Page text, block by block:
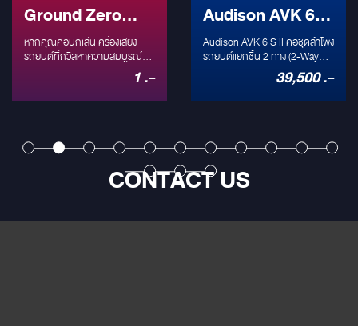
Ground Zero
Plutonium 3-
Ways Series:
ที่สุดแห่งลำโพง 3
End การันตีด้วย
รางวัล EISA
Award ปีล่าสุด
หากคุณคือนักเล่นเครื่องเสียง
รถยนต์ที่ถวิลหาความสมบูรณ์
แบบของเสียงดนตรี (Audiophile)
ชื่อของ Ground Zero แบรนด์ดัง
จากเยอรมนี (German
ทำความรู้จักกับชุดลำโพง 3 ทาง
ระดับท็อปคลาสในตระกูล
Plutonium Series ที่เพิ่งคว้า
รางวัลระดับโลก EISA Award:
1 .-
Audison AVK 6 S
II: ชุดลำโพงแยก
ชิ้น 2 ทาง ระดับ
Hi-Res Audio
ง่ายที่สุด
Audison AVK 6 S II คือชุดลำโพง
รถยนต์แยกชิ้น 2 ทาง (2-Way
Component) ที่ได้รับการรับรอง
Hi-Res Audio โดดเด่นด้วยทวีต
เตอร์ Tetolon ที่ตอบสนอง
Peak มาพร้อมพาสซีฟครอส
โอเวอร์ขนาดกะทัดรัดที่รองรับการ
ต่อแบบ Bi-Amp ออกแบบมาให้
ติดตั้งง่าย (OEM Integration) แต่
39,500 .-
CONTACT US